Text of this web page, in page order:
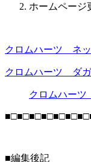
ホームページ
クロムハーツ ネッ
クロムハーツ ダ
クロムハー
■編集後記